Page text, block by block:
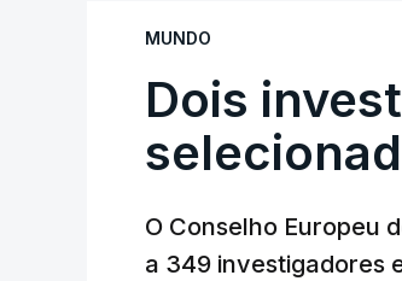
Dois
MUNDO
Dois
O Conselho Europeu
a 349 investigadores